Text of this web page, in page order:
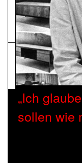
Ich
sol­len wie
NEWSLETTER